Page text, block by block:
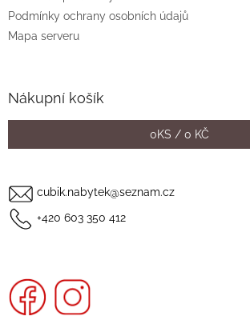
Podmínky ochrany osobních údajů
Mapa serveru
Nákupní košík
0KS / 0 KČ
cubik.nabytek@seznam.cz
+420 603 350 412